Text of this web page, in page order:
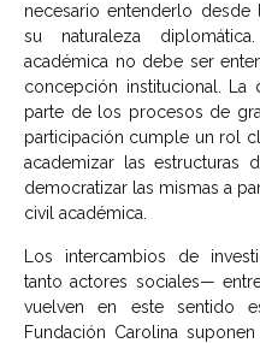
necesario entenderlo desde
su naturaleza
académica no debe ser
concepción institucional. La
parte de los procesos de
participación cumple un rol
academizar las estructuras
democratizar las mismas a
civil académica.
Los intercambios de
tanto actores sociales—
vuelven en este sentido
Fundación Carolina